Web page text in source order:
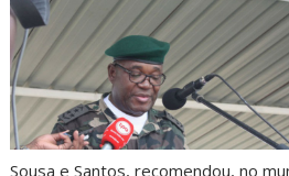
Sousa e Santos, recomendou, no